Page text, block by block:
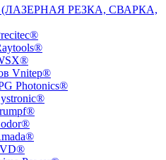
РЕЗКА, СВАРКА,
Vnitep®
Photonics®